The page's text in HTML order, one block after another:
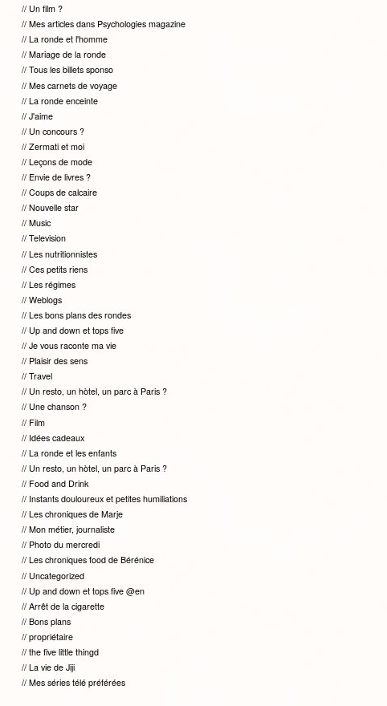
Un film ?
Mes articles dans Psychologies magazine
La ronde et l'homme
Mariage de la ronde
Tous les billets sponso
Mes carnets de voyage
La ronde enceinte
J'aime
Un concours ?
Zermati et moi
Leçons de mode
Envie de livres ?
Coups de calcaire
Nouvelle star
Music
Television
Les nutritionnistes
Ces petits riens
Les régimes
Weblogs
Les bons plans des rondes
Up and down et tops five
Je vous raconte ma vie
Plaisir des sens
Travel
Un resto, un hòtel, un parc à Paris ?
Une chanson ?
Film
Idées cadeaux
La ronde et les enfants
Un resto, un hòtel, un parc à Paris ?
Food and Drink
Instants douloureux et petites humiliations
Les chroniques de Marje
Mon métier, journaliste
Photo du mercredi
Les chroniques food de Bérénice
Uncategorized
Up and down et tops five @en
Arrêt de la cigarette
Bons plans
propriétaire
the five little thingd
La vie de Jiji
Mes séries télé préférées